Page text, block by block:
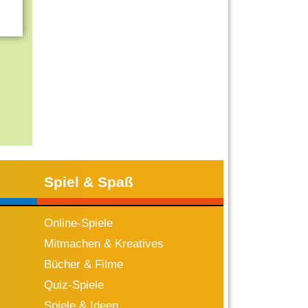
Spiel & Spaß
Online-Spiele
Mitmachen & Kreatives
Bücher & Filme
Quiz-Spiele